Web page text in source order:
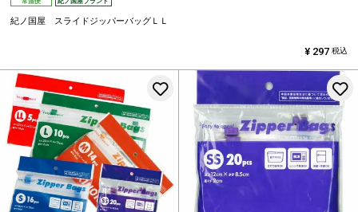
紀ノ国屋 スライドジッパーバッグＬＬ
¥ 297 税込
お気に入りに登録する